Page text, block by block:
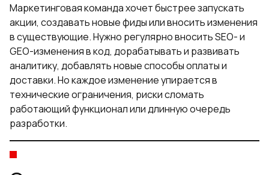
Маркетинговая команда хочет быстрее запускать
акции, создавать новые фиды или вносить изменения
в существующие. Нужно регулярно вносить SEO- и
GEO-изменения в код, дорабатывать и развивать
аналитику, добавлять новые способы оплаты и
доставки. Но каждое изменение упирается в
технические ограничения, риски сломать
работающий функционал или длинную очередь
разработки.